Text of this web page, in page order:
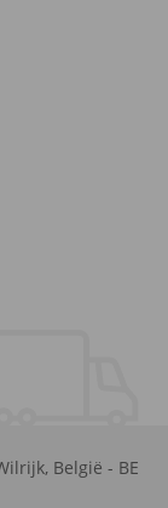
, België - BE